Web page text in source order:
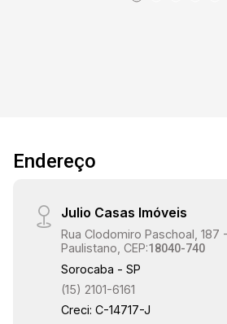
17:30
18:00
18:30
Endereço
Julio Casas Imóveis
Rua Clodomiro Paschoal, 187
Paulistano, CEP:18040-740
Sorocaba - SP
(15) 2101-6161
Creci: C-14717-J